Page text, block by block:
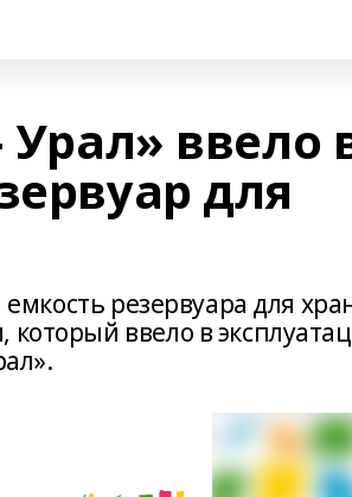
ввело
для
резервуара для
ввело в